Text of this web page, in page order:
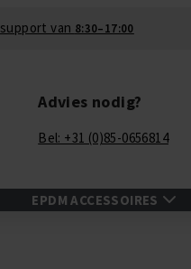
support van 8:30–17:00
Advies nodig?
Bel: +31 (0)85-0656814
EPDM ACCESSOIRES